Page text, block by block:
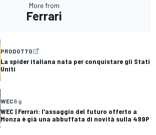
More from
Ferrari
PRODOTTO
La spider italiana nata per conquistare gli Stati
Uniti
WEC8 g
WEC | Ferrari: l'assaggio del futuro offerto a
Monza è già una abbuffata di novità sulla 499P